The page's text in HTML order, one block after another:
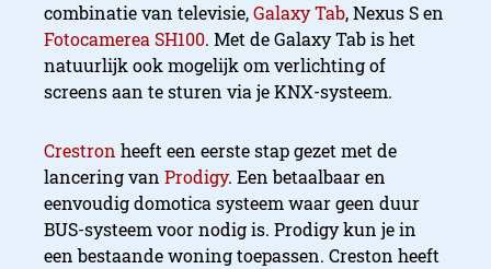
combinatie van televisie,Galaxy Tab, Nexus S en
Fotocamerea SH100. Met de Galaxy Tab is het
natuurlijk ook mogelijk om verlichting of
screens aan te sturen via je KNX-systeem.
Crestron heeft een eerste stap gezet met de
lancering van Prodigy. Een betaalbaar en
eenvoudig domotica systeem waar geen duur
BUS-systeem voor nodig is. Prodigy kun je in
een bestaande woning toepassen. Creston heeft